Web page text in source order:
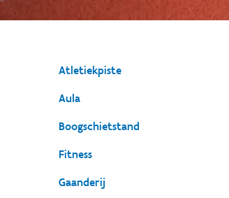
Atletiekpiste
Aula
Boogschietstand
Fitness
Gaanderij